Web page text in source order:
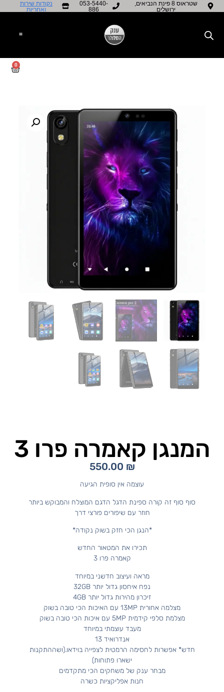
שטראוס 8 פינת הנביאים,
ירושלים
053-5440-
886
נקודות שירות
ואחריות​
0
המנגן קאמרה פרו 3
550.00 ₪
עוצמה אין סופית הגיעה
סוף סוף זה קורה ספינת הדגל הדגם המוצלח והמבוקש ביותר
חוזר עם שיפורים פורצי דרך
*הנגן הכי חזק בשוק נקודה*
תכירו את המטאור החדש
קאמרה פרו 3
מראה ועיצוב חדשני במיוחד
נפח איחסון גדול יותר 32GB
זיכרון מהירות גדול יותר 4GB
מצלמה אחורית 13MP עם האיכות הכי טובה בשוק
מצלמת סלפי קידמית 5MP עם איכות הכי טובה בשוק
מעבד עוצמתי במיוחד
אנדרואיד 13
חדש* אפשרות לחסימה הרמטית לצפייה בוידאו.(ושההתקנות
ישארו פתוחות)
מבחר ענק של משחקים הכי מתקדמים
חנות אפליקציות כשרה